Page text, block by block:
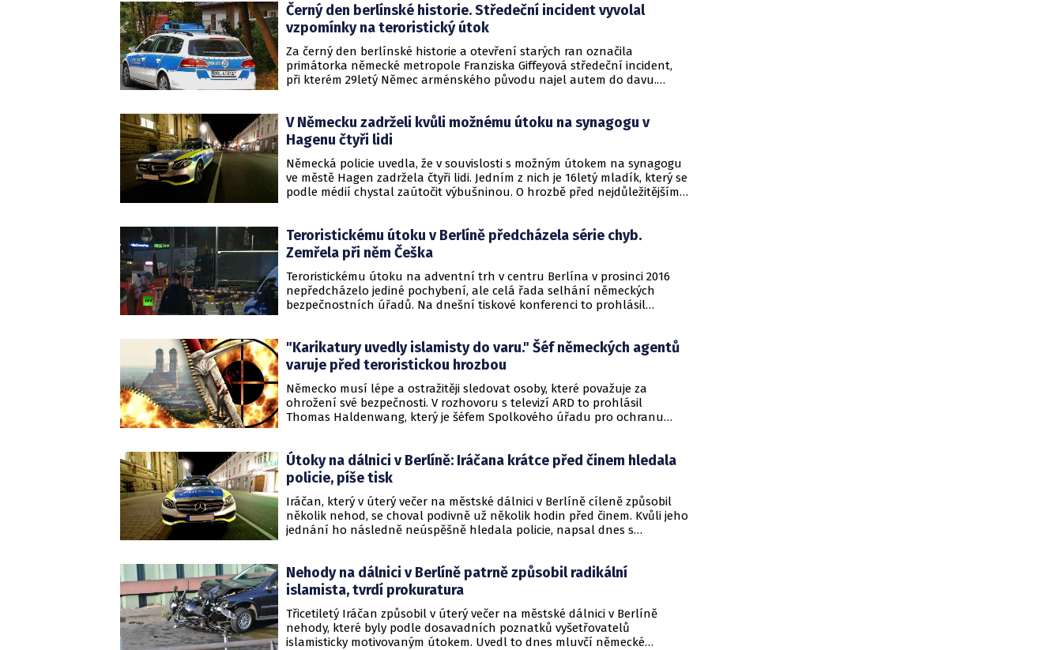
Černý den berlínské historie. Středeční incident vyvolal
vzpomínky na teroristický útok
Za černý den berlínské historie a otevření starých ran označila
primátorka německé metropole Franziska Giffeyová středeční incident,
při kterém 29letý Němec arménského původu najel autem do davu.
desítek metrů od náměstí Breitscheidplatz, kde v prosinci 2016 při
teroristickém útoku zahynulo 12 lidí včetně Češky.
V Německu zadrželi kvůli možnému útoku na synagogu v
Hagenu čtyři lidi
Německá policie uvedla, že v souvislosti s možným útokem na synagogu
ve městě Hagen zadržela čtyři lidi. Jedním z nich je 16letý mladík, který se
podle médií chystal zaútočit výbušninou. O hrozbě před nejdůležitějším
Teroristickému útoku v Berlíně předcházela série chyb.
Zemřela při něm Češka
Teroristickému útoku na adventní trh v centru Berlína v prosinci 2016
nepředcházelo jediné pochybení, ale celá řada selhání německých
bezpečnostních úřadů. Na dnešní tiskové konferenci to prohlásil
útoku, jehož jednou z 12 obětí byla Češka.
"Karikatury uvedly islamisty do varu." Šéf německých agentů
varuje před teroristickou hrozbou
Německo musí lépe a ostražitěji sledovat osoby, které považuje za
ohrožení své bezpečnosti. V rozhovoru s televizí ARD to prohlásil
Thomas Haldenwang, který je šéfem Spolkového úřadu pro ochranu
islámský radikál zabil čtyři lidi.
Útoky na dálnici v Berlíně: Iráčana krátce před činem hledala
policie, píše tisk
Iráčan, který v úterý večer na městské dálnici v Berlíně cíleně způsobil
několik nehod, se choval podivně už několik hodin před činem. Kvůli jeho
jednání ho následně neúspěšně hledala policie, napsal dnes s
Nehody na dálnici v Berlíně patrně způsobil radikální
islamista, tvrdí prokuratura
Třicetiletý Iráčan způsobil v úterý večer na městské dálnici v Berlíně
nehody, které byly podle dosavadních poznatků vyšetřovatelů
islamisticky motivovaným útokem. Uvedl to dnes mluvčí německé